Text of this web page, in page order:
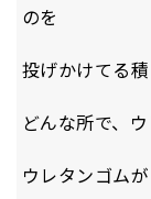
のを
投げかけてる積
どんな所で、
ウレタンゴム